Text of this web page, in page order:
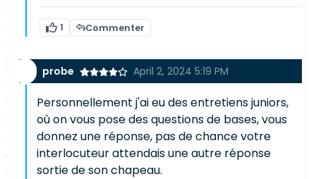
1 Commenter
probe April 2, 2024 5:19 PM
Personnellement j'ai eu des entretiens juniors,
où on vous pose des questions de bases, vous
donnez une réponse, pas de chance votre
interlocuteur attendais une autre réponse
sortie de son chapeau.